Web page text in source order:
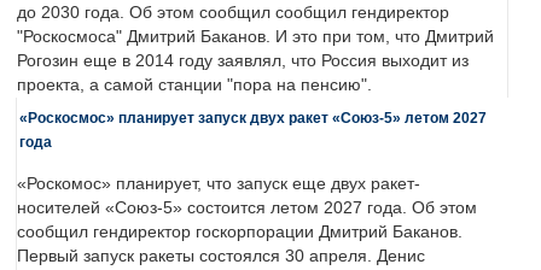
до 2030 года. Об этом сообщил сообщил гендиректор
"Роскосмоса" Дмитрий Баканов. И это при том, что Дмитрий
Рогозин еще в 2014 году заявлял, что Россия выходит из
проекта, а самой станции "пора на пенсию".
«Роскосмос» планирует запуск двух ракет «Союз-5» летом 2027
года
«Роскомос» планирует, что запуск еще двух ракет-
носителей «Союз-5» состоится летом 2027 года. Об этом
сообщил гендиректор госкорпорации Дмитрий Баканов.
Первый запуск ракеты состоялся 30 апреля. Денис